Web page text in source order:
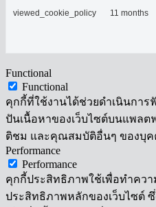
viewed_cookie_policy 11 months
Functional
Functional
คุกกี้ที่ใช้งานได้ช่วยดำเนินการ
ปันเนื้อหาของเว็บไซต์บนแพลต
ติชม และคุณสมบัติอื่นๆ ของบุค
Performance
Performance
คุกกี้ประสิทธิภาพใช้เพื่อทำควา
ประสิทธิภาพหลักของเว็บไซต์